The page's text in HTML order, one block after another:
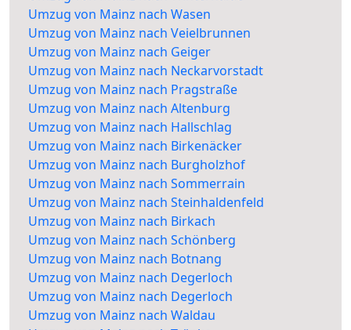
Umzug von Mainz nach Wasen
Umzug von Mainz nach Veielbrunnen
Umzug von Mainz nach Geiger
Umzug von Mainz nach Neckarvorstadt
Umzug von Mainz nach Pragstraße
Umzug von Mainz nach Altenburg
Umzug von Mainz nach Hallschlag
Umzug von Mainz nach Birkenäcker
Umzug von Mainz nach Burgholzhof
Umzug von Mainz nach Sommerrain
Umzug von Mainz nach Steinhaldenfeld
Umzug von Mainz nach Birkach
Umzug von Mainz nach Schönberg
Umzug von Mainz nach Botnang
Umzug von Mainz nach Degerloch
Umzug von Mainz nach Degerloch
Umzug von Mainz nach Waldau